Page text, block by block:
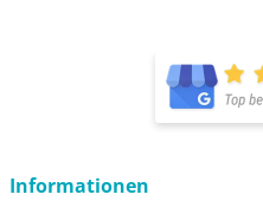
Informationen